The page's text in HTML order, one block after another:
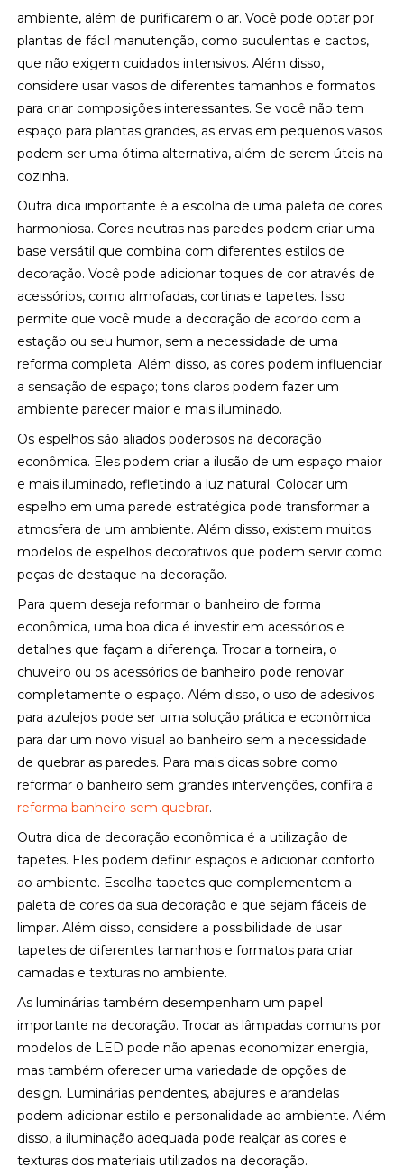
ambiente, além de purificarem o ar. Você pode optar por
plantas de fácil manutenção, como suculentas e cactos,
que não exigem cuidados intensivos. Além disso,
considere usar vasos de diferentes tamanhos e formatos
para criar composições interessantes. Se você não tem
espaço para plantas grandes, as ervas em pequenos vasos
podem ser uma ótima alternativa, além de serem úteis na
cozinha.
Outra dica importante é a escolha de uma paleta de cores
harmoniosa. Cores neutras nas paredes podem criar uma
base versátil que combina com diferentes estilos de
decoração. Você pode adicionar toques de cor através de
acessórios, como almofadas, cortinas e tapetes. Isso
permite que você mude a decoração de acordo com a
estação ou seu humor, sem a necessidade de uma
reforma completa. Além disso, as cores podem influenciar
a sensação de espaço; tons claros podem fazer um
ambiente parecer maior e mais iluminado.
Os espelhos são aliados poderosos na decoração
econômica. Eles podem criar a ilusão de um espaço maior
e mais iluminado, refletindo a luz natural. Colocar um
espelho em uma parede estratégica pode transformar a
atmosfera de um ambiente. Além disso, existem muitos
modelos de espelhos decorativos que podem servir como
peças de destaque na decoração.
Para quem deseja reformar o banheiro de forma
econômica, uma boa dica é investir em acessórios e
detalhes que façam a diferença. Trocar a torneira, o
chuveiro ou os acessórios de banheiro pode renovar
completamente o espaço. Além disso, o uso de adesivos
para azulejos pode ser uma solução prática e econômica
para dar um novo visual ao banheiro sem a necessidade
de quebrar as paredes. Para mais dicas sobre como
reformar o banheiro sem grandes intervenções, confira a
reforma banheiro sem quebrar.
Outra dica de decoração econômica é a utilização de
tapetes. Eles podem definir espaços e adicionar conforto
ao ambiente. Escolha tapetes que complementem a
paleta de cores da sua decoração e que sejam fáceis de
limpar. Além disso, considere a possibilidade de usar
tapetes de diferentes tamanhos e formatos para criar
camadas e texturas no ambiente.
As luminárias também desempenham um papel
importante na decoração. Trocar as lâmpadas comuns por
modelos de LED pode não apenas economizar energia,
mas também oferecer uma variedade de opções de
design. Luminárias pendentes, abajures e arandelas
podem adicionar estilo e personalidade ao ambiente. Além
disso, a iluminação adequada pode realçar as cores e
texturas dos materiais utilizados na decoração.